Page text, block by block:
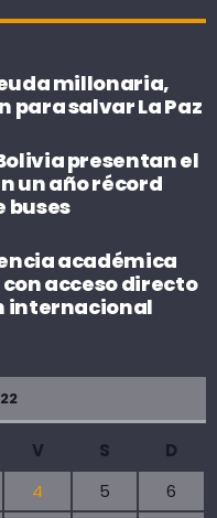
millonaria,
para salvar La Paz
presentan el
un año récord
buses
académica
acceso directo
internacional
V S
D
4 5
6